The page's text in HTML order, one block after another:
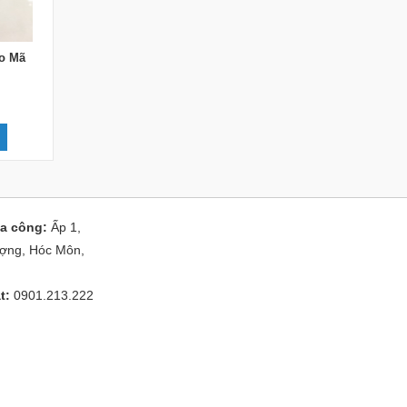
Mã
công: Ấp 1,
Hóc Môn,
0901.213.222